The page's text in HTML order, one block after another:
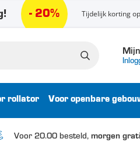
- 20% Tijdelijk korting
rollator Voor openbare
Voor 20.00 besteld,morgen